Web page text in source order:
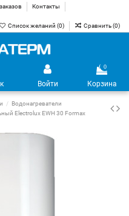
Контакты
Список желаний (0) Сравнить (0)
Войти
0
Корзина
Водонагреватели
Electrolux EWH 30 Formax